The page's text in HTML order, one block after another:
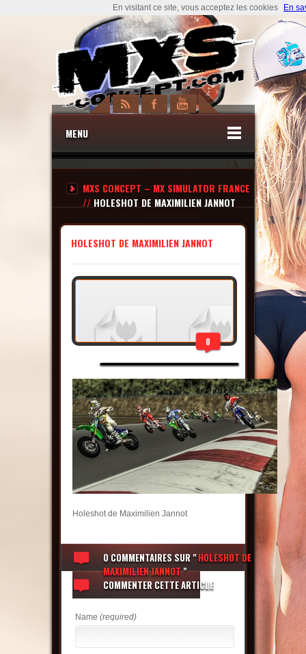
MENU
MXS CONCEPT – MX SIMULATOR FRANCE
// HOLESHOT DE MAXIMILIEN JANNOT
HOLESHOT DE MAXIMILIEN JANNOT
0
Holeshot de Maximilien Jannot
0 COMMENTAIRESSUR "HOLESHOT DE
MAXIMILIEN JANNOT"
COMMENTER CETTE ARTICLE
Name (required)
En visitant ce site, vous acceptez les cookies En